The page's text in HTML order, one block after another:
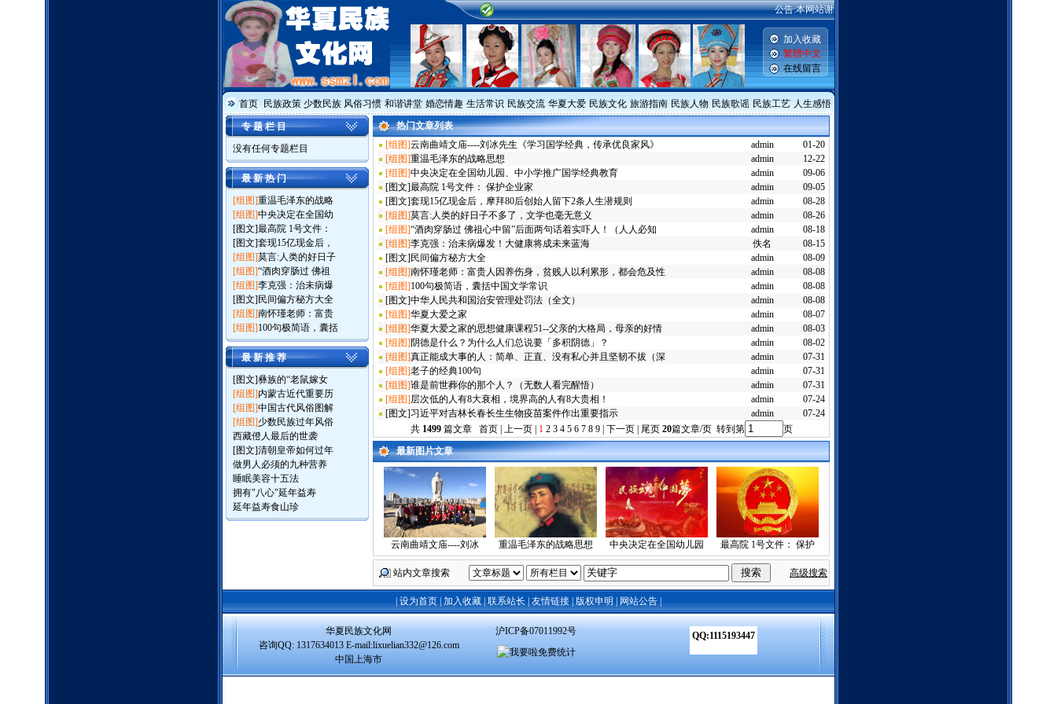
公告:本网站谢绝一切广告,本网站一切免费,是公益网站,敬请同胞留
加入收藏
繁體中文
在线留言
首页 民族政策 少数民族 风俗习惯 和谐讲堂 婚恋情趣 生活常识 民族交流 华夏大爱 民族文化 旅游指南 民族人物 民族歌谣 民族工艺 人生感悟
专 题 栏 目
没有任何专题栏目
最 新 热 门
[组图]重温毛泽东的战略
[组图]中央决定在全国幼
[图文]最高院 1号文件：
[图文]套现15亿现金后，
[组图]莫言:人类的好日子
[组图]“酒肉穿肠过 佛祖
[组图]李克强：治未病爆
[图文] 民间偏方秘方大全
[组图]南怀瑾老师：富贵
[组图]100句极简语，囊括
最 新 推 荐
[图文]彝族的“老鼠嫁女
[组图]内蒙古近代重要历
[组图]中国古代风俗图解
[组图]少数民族过年风俗
西藏僜人最后的世袭
[图文]清朝皇帝如何过年
做男人必须的九种营养
睡眠美容十五法
拥有"八心"延年益寿
延年益寿食山珍
热门文章列表
[组图]云南曲靖文庙----刘冰先生《学习国学经典，传承优良家风》 admin
01-20
[组图]重温毛泽东的战略思想 admin
12-22
[组图]中央决定在全国幼儿园、中小学推广国学经典教育 admin
09-06
[图文]最高院 1号文件： 保护企业家 admin
09-05
[图文]套现15亿现金后，摩拜80后创始人留下2条人生潜规则 admin
08-28
[组图]莫言:人类的好日子不多了，文学也毫无意义 admin
08-26
[组图]“酒肉穿肠过 佛祖心中留”后面两句话着实吓人！（人人必知 admin
08-18
[组图]李克强：治未病爆发！大健康将成未来蓝海 佚名
08-15
[图文] 民间偏方秘方大全 admin
08-09
[组图]南怀瑾老师：富贵人因养伤身，贫贱人以利累形，都会危及性 admin
08-08
[组图]100句极简语，囊括中国文学常识 admin
08-08
[图文]中华人民共和国治安管理处罚法（全文） admin
08-08
[组图]华夏大爱之家 admin
08-07
[组图]华夏大爱之家的思想健康课程51--父亲的大格局，母亲的好情 admin
08-03
[组图] 阴德是什么？为什么人们总说要「多积阴德」？ admin
08-02
[组图]真正能成大事的人：简单、正直、没有私心并且坚韧不拔（深 admin
07-31
[组图]老子的经典100句 admin
07-31
[组图]谁是前世葬你的那个人？（无数人看完醒悟） admin
07-31
[组图]层次低的人有8大衰相，境界高的人有8大贵相！ admin
07-24
[图文]习近平对吉林长春长生生物疫苗案件作出重要指示 admin
07-24
共 1499篇文章 首页 | 上一页 | 1 2 3 4 5 6 7 8 9| 下一页| 尾页 20篇文章/页 转到第
页
最新图片文章
云南曲靖文庙----刘冰 重温毛泽东的战略思想 中央决定在全国幼儿园 最高院 1号文件： 保护
站内文章搜索 高级搜索
设为首页 加入收藏 联系站长 友情链接 版权申明 网站公告
华夏民族文化网
沪ICP备07011992号
咨询QQ: 1317634013 E-mail:lixuelian332@126.com
中国上海市
QQ:1115193447